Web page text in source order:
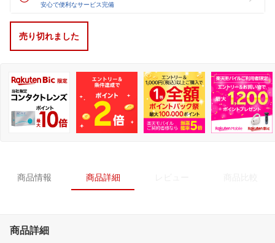
安心で便利なサービス完備
売り切れました
商品情報 商品詳細
商品詳細